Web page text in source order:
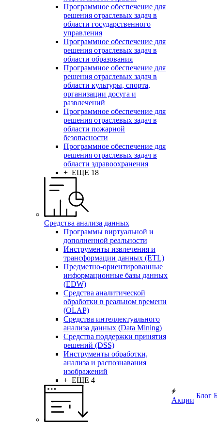
Программное обеспечение для
решения отраслевых задач в
области государственного
управления
Программное обеспечение для
решения отраслевых задач в
области образования
Программное обеспечение для
решения отраслевых задач в
области культуры, спорта,
организации досуга и
развлечений
Программное обеспечение для
решения отраслевых задач в
области пожарной
безопасности
Программное обеспечение для
решения отраслевых задач в
области здравоохранения
+ ЕЩЕ 18
Средства анализа данных
Программы виртуальной и
дополненной реальности
Инструменты извлечения и
трансформации данных (ETL)
Предметно-ориентированные
информационные базы данных
(EDW)
Средства аналитической
обработки в реальном времени
(OLAP)
Средства интеллектуального
анализа данных (Data Mining)
Средства поддержки принятия
решений (DSS)
Инструменты обработки,
анализа и распознавания
изображений
+ ЕЩЕ 4
Акции
Блог